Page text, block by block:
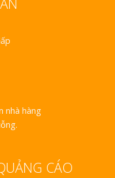
nhà hàng
CÁO